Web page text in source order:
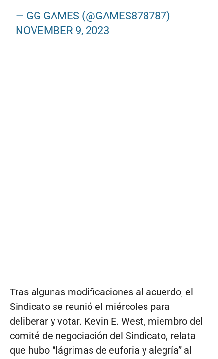
— GG GAMES (@GAMES878787)
NOVEMBER 9, 2023
Tras algunas modificaciones al acuerdo, el
Sindicato se reunió el miércoles para
deliberar y votar. Kevin E. West, miembro del
comité de negociación del Sindicato, relata
que hubo “lágrimas de euforia y alegría” al